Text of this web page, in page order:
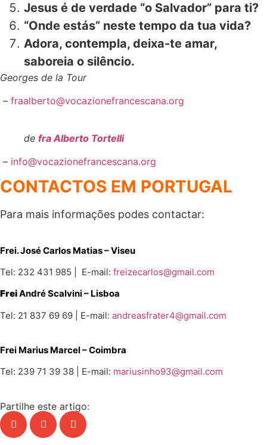
Jesus é de verdade “o Salvador” para ti?
“Onde estás” neste tempo da tua vida?
Adora, contempla, deixa-te amar,
saboreia o silêncio.
Georges de la Tour
– fraalberto@vocazionefrancescana.org
de fra Alberto Tortelli
– info@vocazionefrancescana.org
CONTACTOS EM PORTUGAL
Para mais informações podes contactar:
Frei. José Carlos Matias – Viseu
Tel: 232 431 985 | E-mail: freizecarlos@gmail.com
FreiAndré Scalvini – Lisboa
Tel: 21 837 69 69 | E-mail: andreasfrater4@gmail.com
Frei Marius Marcel– Coimbra
Tel: 239 71 39 38 | E-mail: mariusinho93@gmail.com
Partilhe este artigo: